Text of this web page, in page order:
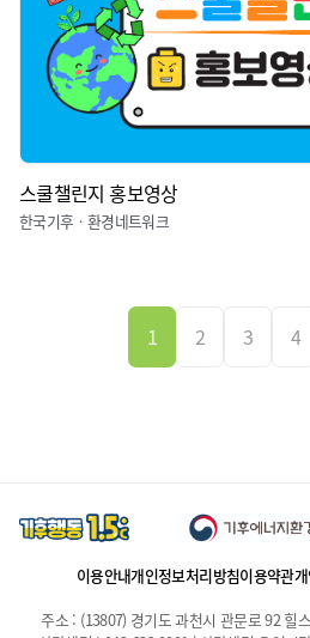
스쿨챌린지 홍보영상
한국기후ㆍ환경네트워크
1 2 3 4
이용안내개인정보처리방침이용약관
주소 : (13807) 경기도 과천시 관문로 92 힐